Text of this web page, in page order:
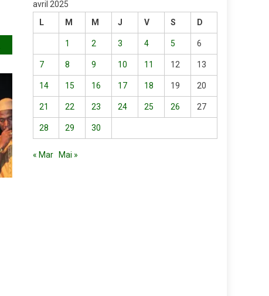
avril 2025
L
M M J V S D
1 2 3 4 5 6
7 8 9 10 11 12 13
14 15 16 17 18 19 20
21 22 23 24 25 26 27
28 29 30
« Mar Mai »